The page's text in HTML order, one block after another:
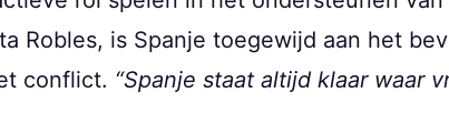
Robles, is Spanje toegewijd aan het
conflict. “Spanje staat altijd klaar waar